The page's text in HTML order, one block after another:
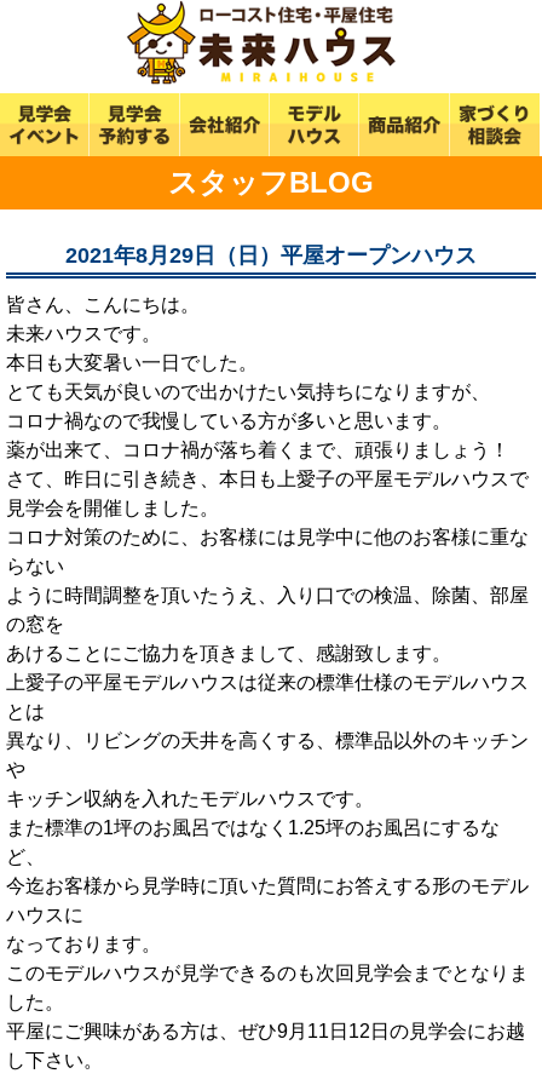
スタッフBLOG
2021年8月29日（日）平屋オープンハウス
皆さん、こんにちは。
未来ハウスです。
本日も大変暑い一日でした。
とても天気が良いので出かけたい気持ちになりますが、
コロナ禍なので我慢している方が多いと思います。
薬が出来て、コロナ禍が落ち着くまで、頑張りましょう！
さて、昨日に引き続き、本日も上愛子の平屋モデルハウスで
見学会を開催しました。
コロナ対策のために、お客様には見学中に他のお客様に重な
らない
ように時間調整を頂いたうえ、入り口での検温、除菌、部屋
の窓を
あけることにご協力を頂きまして、感謝致します。
上愛子の平屋モデルハウスは従来の標準仕様のモデルハウス
とは
異なり、リビングの天井を高くする、標準品以外のキッチン
や
キッチン収納を入れたモデルハウスです。
また標準の1坪のお風呂ではなく1.25坪のお風呂にするな
ど、
今迄お客様から見学時に頂いた質問にお答えする形のモデル
ハウスに
なっております。
このモデルハウスが見学できるのも次回見学会までとなりま
した。
平屋にご興味がある方は、ぜひ9月11日12日の見学会にお越
し下さい。